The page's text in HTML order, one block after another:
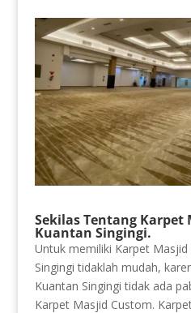
Sekilas Tentang Karpet
Kuantan Singingi.
Untuk memiliki Karpet
Singingi tidaklah mudah,
Kuantan Singingi tidak ada
Karpet Masjid Custom.